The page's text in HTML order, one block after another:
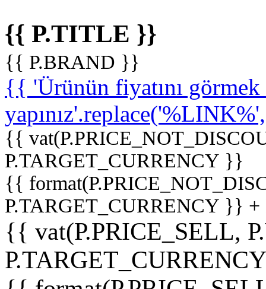
{{ P.TITLE }}
{{ P.BRAND }}
{{ 'Ürünün fiyatını
{{
P.TARGET_CURRENCY }}
{{
P.TARGET_CURRENCY }}
{{ vat(P.PRICE_SELL,